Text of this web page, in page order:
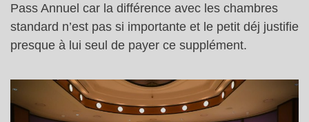
Pass Annuel car la différence avec les chambres
standard n’est pas si importante et le petit déj justifie
presque à lui seul de payer ce supplément.